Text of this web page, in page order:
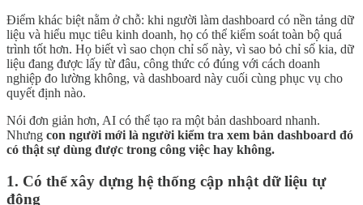
Điểm khác biệt nằm ở chỗ: khi người làm dashboard có nền tảng dữ
liệu và hiểu mục tiêu kinh doanh, họ có thể kiểm soát toàn bộ quá
trình tốt hơn. Họ biết vì sao chọn chỉ số này, vì sao bỏ chỉ số kia, dữ
liệu đang được lấy từ đâu, công thức có đúng với cách doanh
nghiệp đo lường không, và dashboard này cuối cùng phục vụ cho
quyết định nào.
Nói đơn giản hơn, AI có thể tạo ra một bản dashboard nhanh.
Nhưng con người mới là người kiểm tra xem bản dashboard đó
có thật sự dùng được trong công việc hay không.
1. Có thể xây dựng hệ thống cập nhật dữ liệu tự
động